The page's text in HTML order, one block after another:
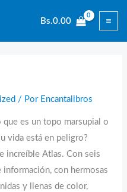
Bs.0.00
/ Por Encantalibros
que es un topo marsupial o
vida está en peligro?
increíble Atlas. Con seis
información, con hermosas
y llenas de color,